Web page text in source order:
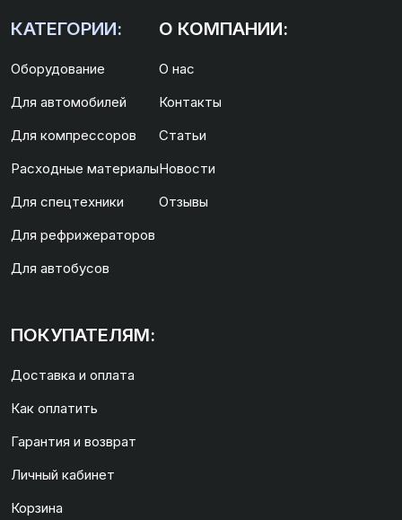
КАТЕГОРИИ:
Оборудование
Для автомобилей
Для компрессоров
Расходные материалы
Для спецтехники
Для рефрижераторов
Для автобусов
О КОМПАНИИ:
О нас
Контакты
Статьи
Новости
Отзывы
ПОКУПАТЕЛЯМ:
Доставка и оплата
Как оплатить
Гарантия и возврат
Личный кабинет
Корзина